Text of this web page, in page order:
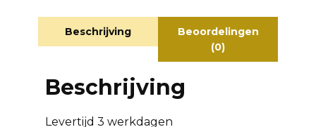
Beschrijving
Beoordelingen
(0)
Beschrijving
Levertijd 3 werkdagen